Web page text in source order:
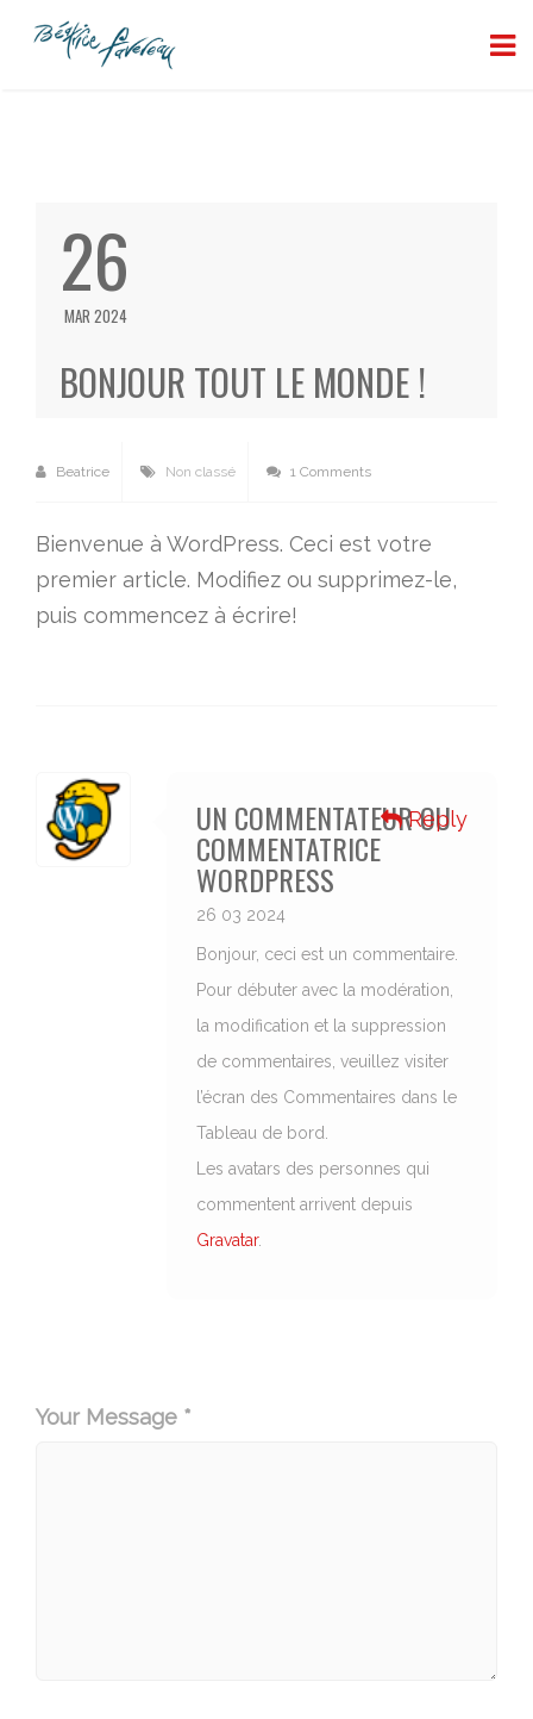
26
MAR 2024
BONJOUR TOUT LE MONDE !
Beatrice Non classé 1 Comments
Bienvenue à WordPress. Ceci est votre
premier article. Modifiez ou supprimez-le,
puis commencez à écrire!
Reply
UN COMMENTATEUR OU
COMMENTATRICE
WORDPRESS
26 03 2024
Bonjour, ceci est un commentaire.
Pour débuter avec la modération,
la modification et la suppression
de commentaires, veuillez visiter
l’écran des Commentaires dans le
Tableau de bord.
Les avatars des personnes qui
commentent arrivent depuis
Gravatar.
Your Message *